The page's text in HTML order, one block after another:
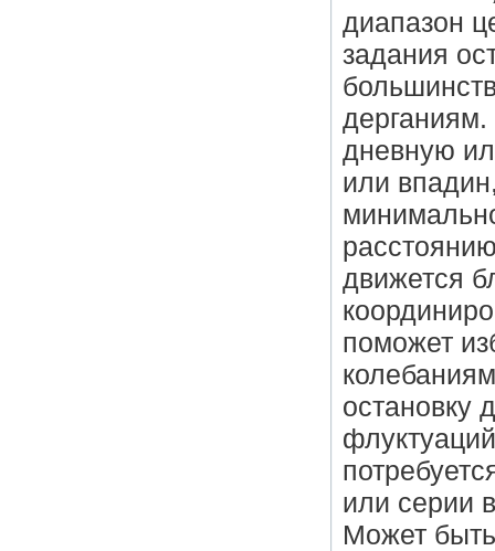
диапазон
задания
дерганиям.
дневную
или
движется
поможет
остановку
или серии
Может